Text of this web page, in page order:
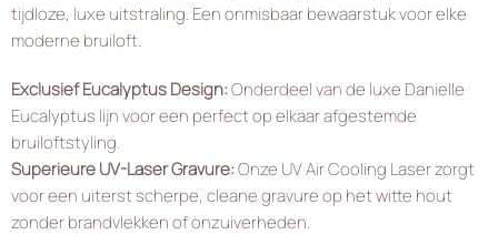
tijdloze, luxe uitstraling. Een onmisbaar bewaarstuk voor elke
moderne bruiloft.
Exclusief Eucalyptus Design:Onderdeel van de luxe Danielle
Eucalyptus lijn voor een perfect op elkaar afgestemde
bruiloftstyling.
Superieure UV-Laser Gravure:Onze UV Air Cooling Laser zorgt
voor een uiterst scherpe, cleane gravure op het witte hout
zonder brandvlekken of onzuiverheden.